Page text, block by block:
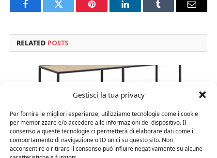
Gestisci la tua privacy
Per fornire le migliori esperienze, utilizziamo tecnologie come i cookie
per memorizzare e/o accedere alle informazioni del dispositivo. Il
consenso a queste tecnologie ci permetterà di elaborare dati come il
comportamento di navigazione o ID unici su questo sito. Non
acconsentire o ritirare il consenso può influire negativamente su alcune
FacebookTwitter Pinterest LinkedInTumblr Email
RELATED POSTS